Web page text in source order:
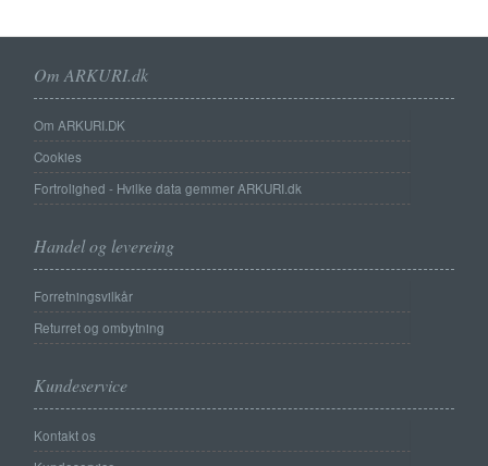
Om ARKURI.dk
Om ARKURI.DK
Cookies
Fortrolighed - Hvilke data gemmer ARKURI.dk
Handel og levereing
Forretningsvilkår
Returret og ombytning
Kundeservice
Kontakt os